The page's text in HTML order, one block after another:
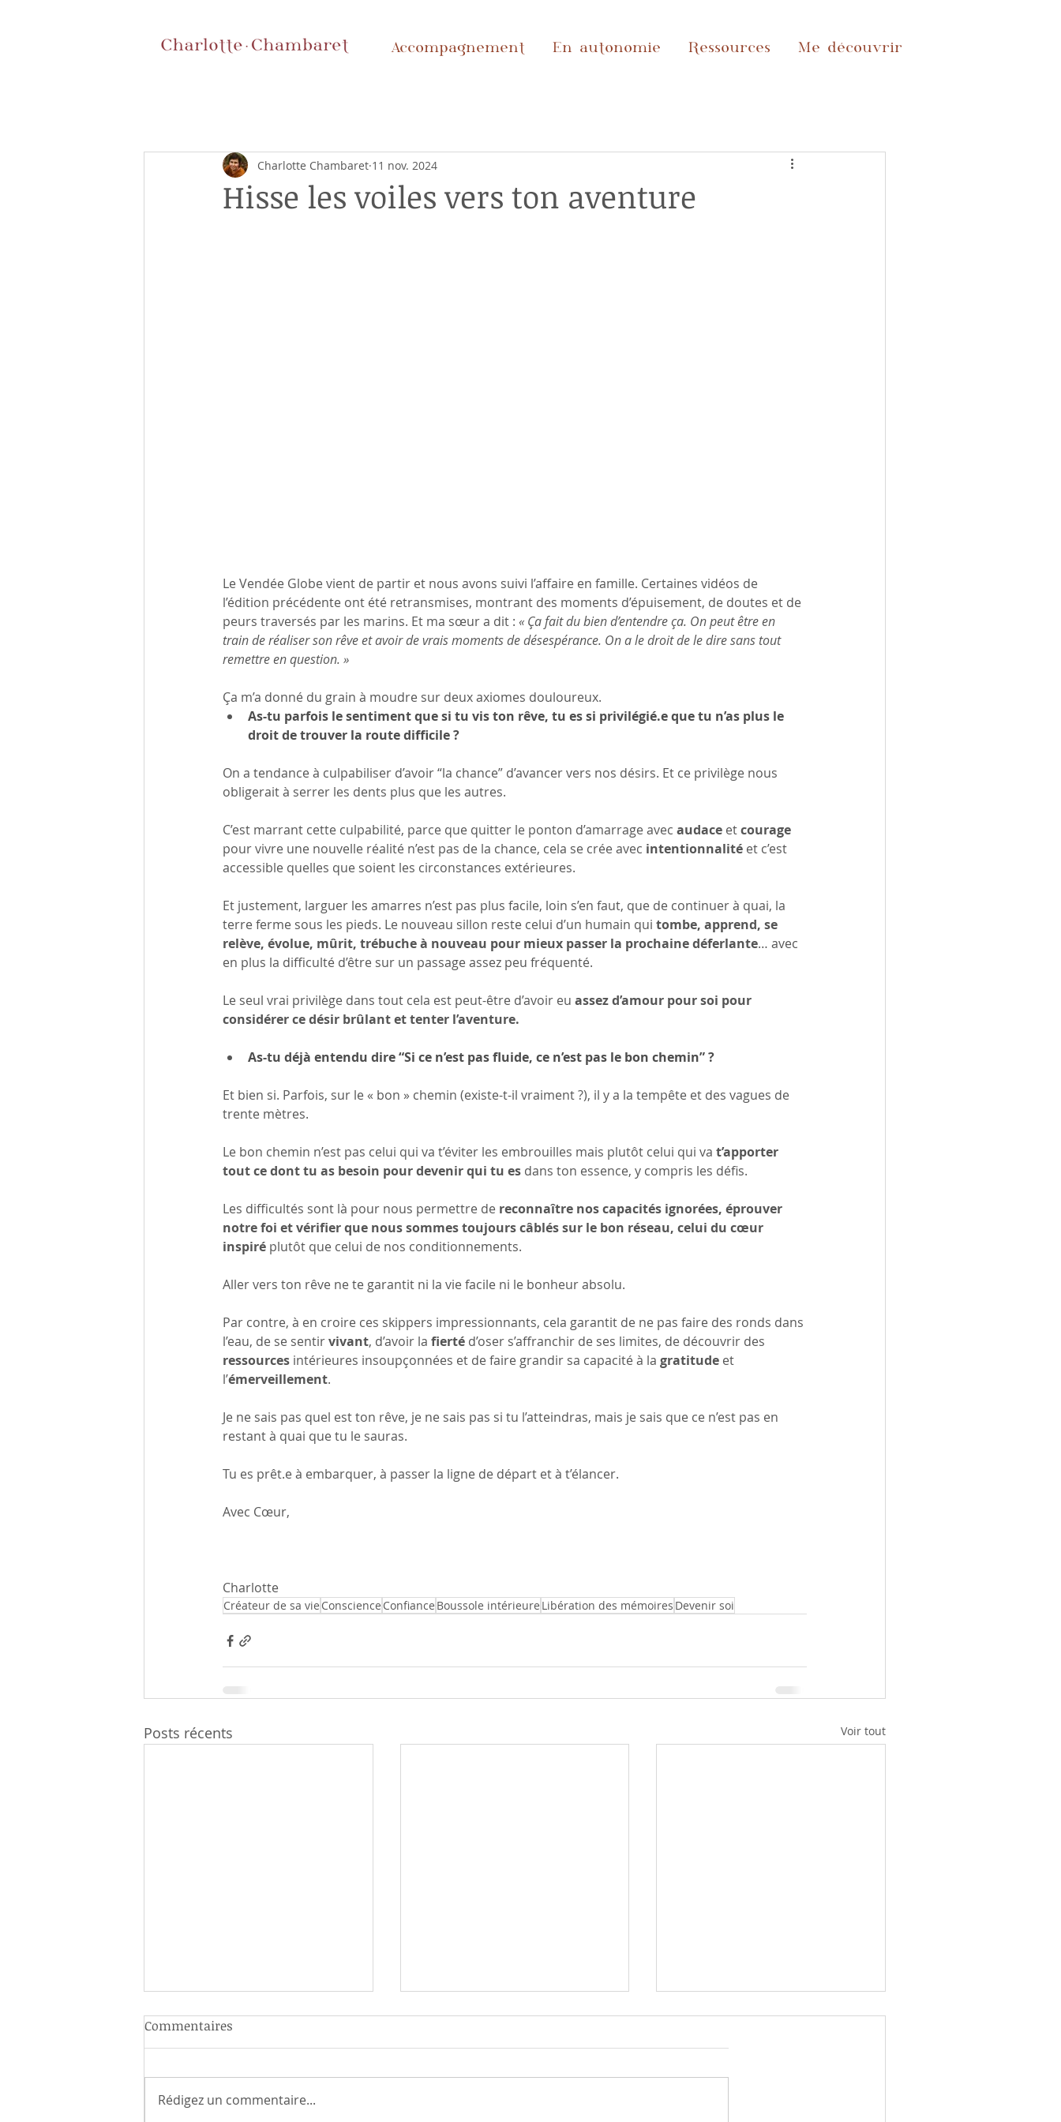
Accompagnement En autonomie Ressources Me découvrir
Hisse les voiles vers ton aventure
Charlotte Chambaret 11 nov. 2024
Le Vendée Globe vient de partir et nous avons suivi l’affaire en famille. Certaines vidéos de
l’édition précédente ont été retransmises, montrant des moments d’épuisement, de doutes et de
peurs traversés par les marins. Et ma sœur a dit : « Ça fait du bien d’entendre ça. On peut être en
train de réaliser son rêve et avoir de vrais moments de désespérance. On a le droit de le dire sans tout
remettre en question. »
Ça m’a donné du grain à moudre sur deux axiomes douloureux.
As-tu parfois le sentiment que si tu vis ton rêve, tu es si privilégié.e que tu n’as plus le
droit de trouver la route difficile ?
On a tendance à culpabiliser d’avoir “la chance” d’avancer vers nos désirs. Et ce privilège nous
obligerait à serrer les dents plus que les autres.
C’est marrant cette culpabilité, parce que quitter le ponton d’amarrage avec audace et courage
pour vivre une nouvelle réalité n’est pas de la chance, cela se crée avec intentionnalité et c’est
accessible quelles que soient les circonstances extérieures.
Et justement, larguer les amarres n’est pas plus facile, loin s’en faut, que de continuer à quai, la
terre ferme sous les pieds. Le nouveau sillon reste celui d’un humain qui tombe, apprend, se
relève, évolue, mûrit, trébuche à nouveau pour mieux passer la prochaine déferlante… avec
en plus la difficulté d’être sur un passage assez peu fréquenté.
Le seul vrai privilège dans tout cela est peut-être d’avoir eu assez d’amour pour soi pour
considérer ce désir brûlant et tenter l’aventure.
As-tu déjà entendu dire “Si ce n’est pas fluide, ce n’est pas le bon chemin” ?
Et bien si. Parfois, sur le « bon » chemin (existe-t-il vraiment ?), il y a la tempête et des vagues de
trente mètres.
Le bon chemin n’est pas celui qui va t’éviter les embrouilles mais plutôt celui qui va t’apporter
tout ce dont tu as besoin pour devenir qui tu es dans ton essence, y compris les défis.
Les difficultés sont là pour nous permettre de reconnaître nos capacités ignorées, éprouver
notre foi et vérifier que nous sommes toujours câblés sur le bon réseau, celui du cœur
inspiré plutôt que celui de nos conditionnements.
Aller vers ton rêve ne te garantit ni la vie facile ni le bonheur absolu.
Par contre, à en croire ces skippers impressionnants, cela garantit de ne pas faire des ronds dans
l’eau, de se sentir vivant, d’avoir la fierté d’oser s’affranchir de ses limites, de découvrir des
ressources intérieures insoupçonnées et de faire grandir sa capacité à la gratitude et
l’émerveillement.
Je ne sais pas quel est ton rêve, je ne sais pas si tu l’atteindras, mais je sais que ce n’est pas en
restant à quai que tu le sauras.
Tu es prêt.e à embarquer, à passer la ligne de départ et à t’élancer.
Avec Cœur,
Charlotte
Créateur de sa vie Conscience Confiance Boussole intérieure Libération des mémoires Devenir soi
Posts récents Voir tout
Commentaires
Rédigez un commentaire...